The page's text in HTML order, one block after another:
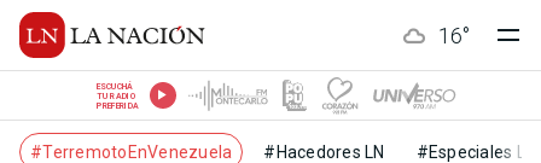
16°
ESCUCHÁ
TU RADIO
PREFERIDA
#TerremotoEnVenezuela #Hacedores LN #Especiales LN